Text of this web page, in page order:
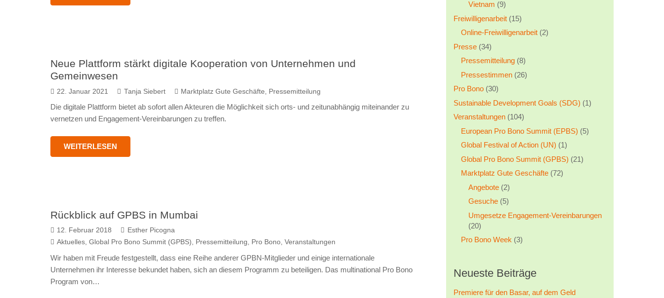
Neue Plattform stärkt digitale Kooperation von Unternehmen und
Gemeinwesen
22. Januar 2021 Tanja Siebert Marktplatz Gute Geschäfte Pressemitteilung
Die digitale Plattform bietet ab sofort allen Akteuren die Möglichkeit sich orts- und zeitunabhängig miteinander zu
vernetzen und Engagement-Vereinbarungen zu treffen.
WEITERLESEN
Rückblick auf GPBS in Mumbai
12. Februar 2018
Esther Picogna
Aktuelles,Global Pro Bono Summit (GPBS), Pressemitteilung, Pro Bono,Veranstaltungen
Wir haben mit Freude festgestellt, dass eine Reihe anderer GPBN-Mitglieder und einige internationale
Unternehmen ihr Interesse bekundet haben, sich an diesem Programm zu beteiligen. Das multinational Pro Bono
Program von…
Vietnam (9)
Freiwilligenarbeit(15)
Online-Freiwilligenarbeit(2)
Presse(34)
Pressemitteilung(8)
Pressestimmen(26)
Pro Bono(30)
Sustainable Development Goals (SDG) (1)
Veranstaltungen(104)
European Pro Bono Summit (EPBS) (5)
Global Festival of Action (UN) (1)
Global Pro Bono Summit (GPBS) (21)
Marktplatz Gute Geschäfte(72)
Angebote(2)
Gesuche(5)
Umgesetze Engagement-Vereinbarungen
(20)
Pro Bono Week (3)
Neueste Beiträge
Premiere für den Basar, auf dem Geld